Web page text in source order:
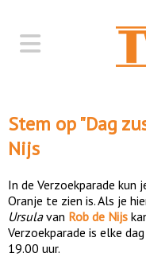
Stem op "Dag
Nijs
In de Verzoekparade
Oranje te zien is. Als je
Ursulavan Rob de Nijs
Verzoekparade is elke
19.00 uur.